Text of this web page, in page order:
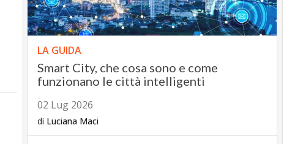
LA GUIDA
Smart City, che cosa sono e come
funzionano le città intelligenti
02 Lug 2026
di Luciana Maci